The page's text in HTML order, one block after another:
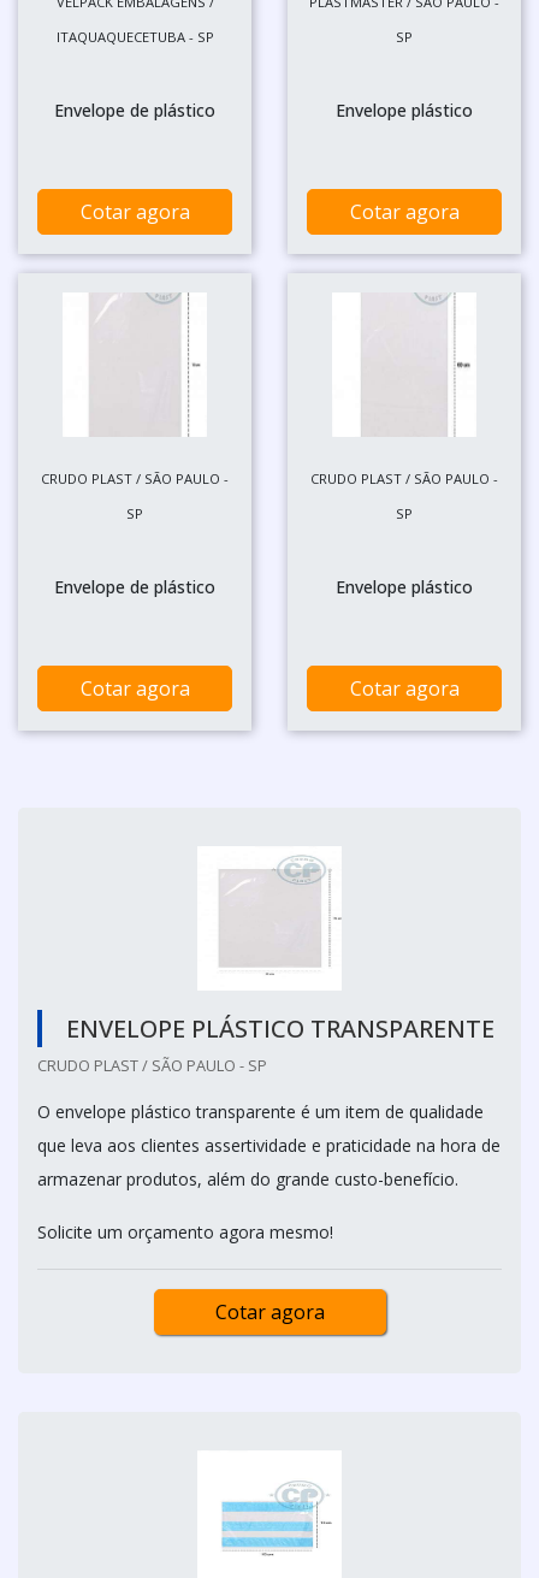
ITAQUAQUECETUBA - SP
Envelope de plástico
Cotar agora
SP
Envelope plástico
Cotar agora
CRUDO PLAST / SÃO PAULO -
SP
Envelope de plástico
Cotar agora
CRUDO PLAST / SÃO PAULO -
SP
Envelope plástico
Cotar agora
ENVELOPE PLÁSTICO TRANSPARENTE
CRUDO PLAST / SÃO PAULO - SP
O envelope plástico transparente é um item de qualidade
que leva aos clientes assertividade e praticidade na hora de
armazenar produtos, além do grande custo-benefício.
Solicite um orçamento agora mesmo!
Cotar agora